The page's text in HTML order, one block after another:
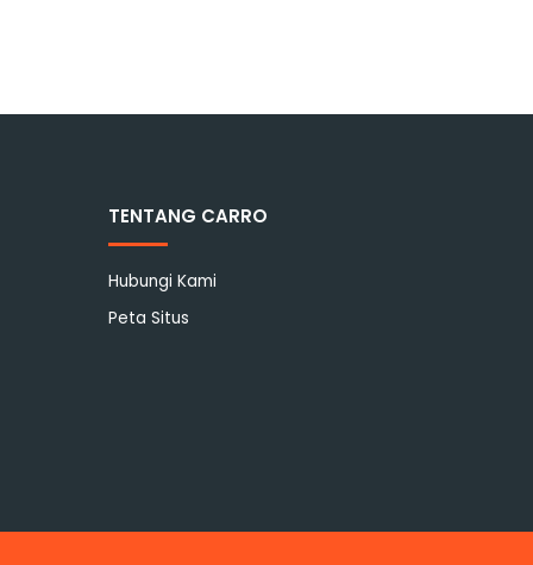
TENTANG CARRO
Hubungi Kami
Peta Situs